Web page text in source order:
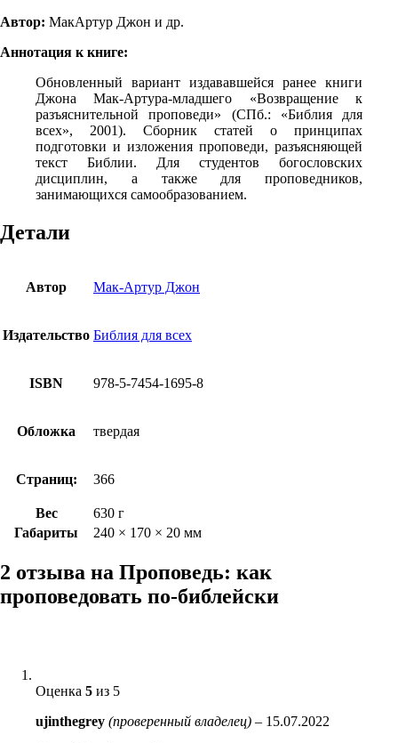
Автор: МакАртур Джон и др.
Аннотация к книге:
Обновленный вариант издававшейся ранее книги
Джона Мак-Артура-младшего «Возвращение к
разъяснительной проповеди» (СПб.: «Библия для
всех», 2001). Сборник статей о принципах
подготовки и изложения проповеди, разъясняющей
текст Библии. Для студентов богословских
дисциплин, а также для проповедников,
занимающихся самообразованием.
Детали
Автор Мак-Артур Джон
Издательство Библия для всех
ISBN 978-5-7454-1695-8
Обложка твердая
Страниц: 366
Вес
630 г
Габариты
240 × 170 × 20 мм
2 отзыва на Проповедь: как
проповедовать по-библейски
Оценка 5 из 5
ujinthegrey (проверенный владелец) – 15.07.2022